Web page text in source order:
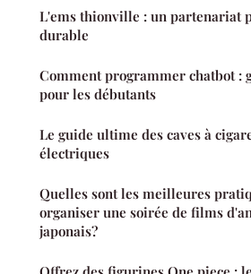
L'ems thionville : un partenariat
durable
Comment programmer chatbot :
pour les débutants
Le guide ultime des caves à
électriques
Quelles sont les meilleures
organiser une soirée de films
japonais?